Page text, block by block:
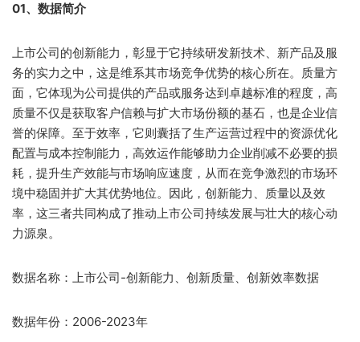
01、数据简介
上市公司的创新能力，彰显于它持续研发新技术、新产品及服
务的实力之中，这是维系其市场竞争优势的核心所在。质量方
面，它体现为公司提供的产品或服务达到卓越标准的程度，高
质量不仅是获取客户信赖与扩大市场份额的基石，也是企业信
誉的保障。至于效率，它则囊括了生产运营过程中的资源优化
配置与成本控制能力，高效运作能够助力企业削减不必要的损
耗，提升生产效能与市场响应速度，从而在竞争激烈的市场环
境中稳固并扩大其优势地位。因此，创新能力、质量以及效
率，这三者共同构成了推动上市公司持续发展与壮大的核心动
力源泉。
数据名称：上市公司-创新能力、创新质量、创新效率数据
数据年份：2006-2023年